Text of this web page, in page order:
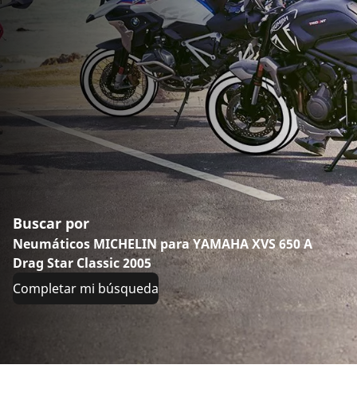
Buscar por
Neumáticos MICHELIN para YAMAHA XVS 650 A
Drag Star Classic 2005
Completar mi búsqueda